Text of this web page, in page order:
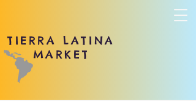
TIERRA LATINA
MARKET